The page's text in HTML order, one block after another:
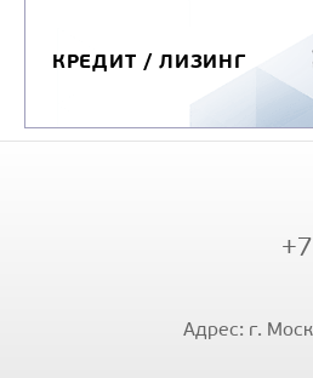
КРЕДИТ / ЛИЗИНГ
Адрес: г.